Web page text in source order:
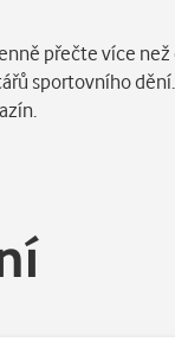
přečte více
sportovního